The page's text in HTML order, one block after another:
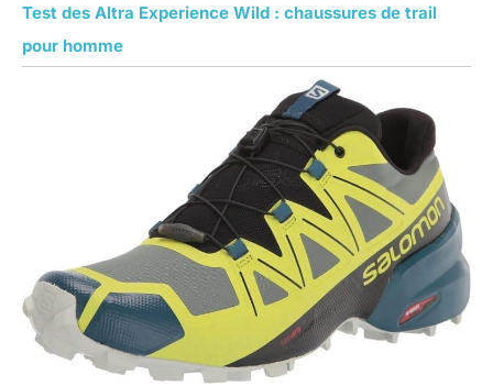
Test des Altra Experience Wild : chaussures de trail
pour homme